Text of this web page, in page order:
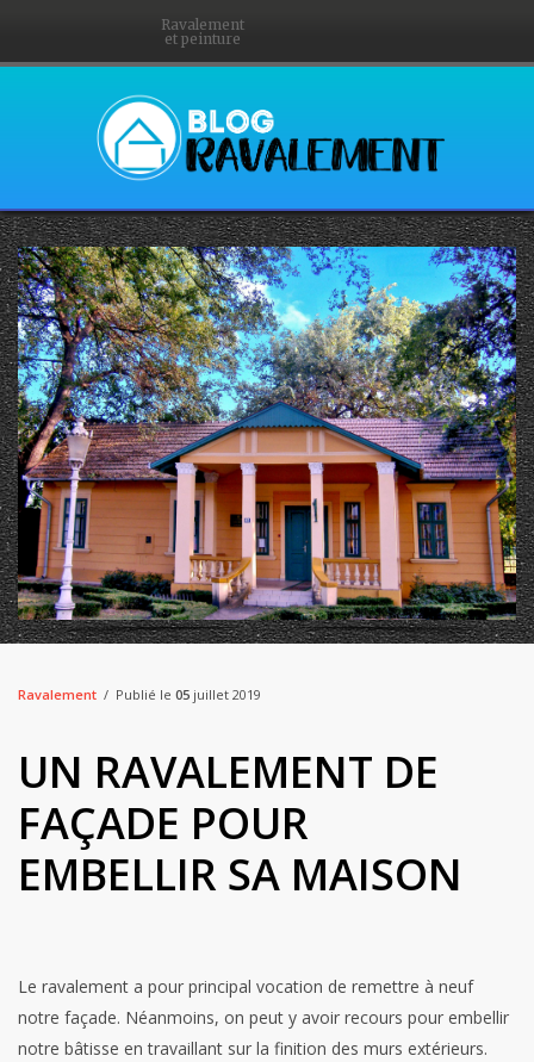
Ravalement
et peinture
Ravalement Publié le 05 juillet 2019
UN RAVALEMENT DE
FAÇADE POUR
EMBELLIR SA MAISON
Le ravalement a pour principal vocation de remettre à neuf
notre façade. Néanmoins, on peut y avoir recours pour embellir
notre bâtisse en travaillant sur la finition des murs extérieurs.